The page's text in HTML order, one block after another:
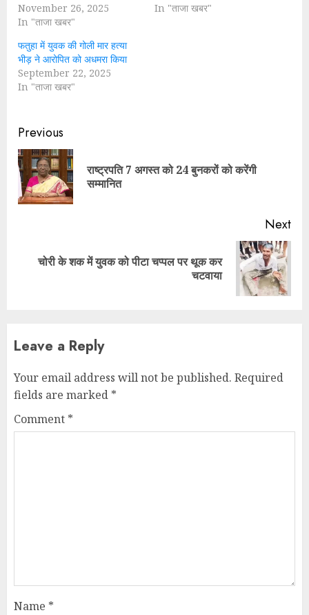
November 26, 2025
In "ताजा खबर"
In "ताजा खबर"
फतुहा में युवक की गोली मार हत्या
भीड़ ने आरोपित को अधमरा किया
September 22, 2025
In "ताजा खबर"
Continue
Reading
Previous
राष्ट्रपति 7 अगस्त को 24 बुनकरों को करेंगी
सम्मानित
Next
Nextचोरी के शक में युवक को पीटा चप्पल पर थूक कर
चटवाया
Leave a Reply
Your email address will not be published. Required
fields are marked *
Comment *
Name *